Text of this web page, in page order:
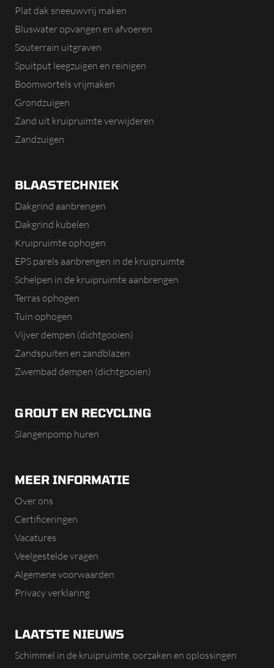
Plat dak sneeuwvrij maken
Bluswater opvangen en afvoeren
Souterrain uitgraven
Spuitput leegzuigen en reinigen
Boomwortels vrijmaken
Grondzuigen
Zand uit kruipruimte verwijderen
Zandzuigen
BLAASTECHNIEK
Dakgrind aanbrengen
Dakgrind kubelen
Kruipruimte ophogen
EPS parels aanbrengen in de kruipruimte
Schelpen in de kruipruimte aanbrengen
Terras ophogen
Tuin ophogen
Vijver dempen (dichtgooien)
Zandspuiten en zandblazen
Zwembad dempen (dichtgooien)
GROUT EN RECYCLING
Slangenpomp huren
MEER INFORMATIE
Over ons
Certificeringen
Vacatures
Veelgestelde vragen
Algemene voorwaarden
Privacy verklaring
LAATSTE NIEUWS
Schimmel in de kruipruimte, oorzaken en oplossingen